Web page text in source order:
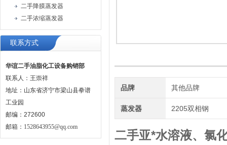
二手降膜蒸发器
二手浓缩蒸发器
联系方式
华谊二手油脂化工设备购销部
联系人：王崇祥
地址：山东省济宁市梁山县拳谱
工业园
邮编：272600
邮箱： 1528643955@qq.com
品牌 其他品牌
蒸发器 2205双相钢
二手亚*水溶液、氯